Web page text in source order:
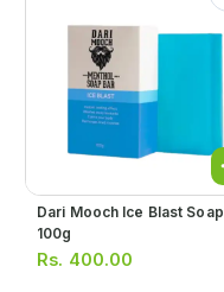
Dari Mooch Ice Blast Soap
100g
Rs. 400.00